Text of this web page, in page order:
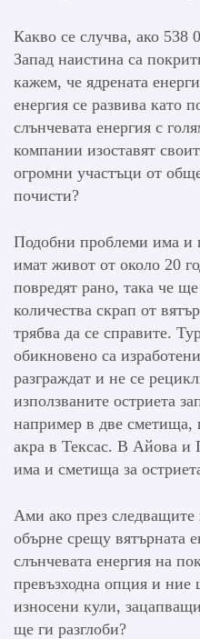
Какво се случва, ако
Запад наистина са
кажем, че ядрената
енергия се развива като
слънчевата енергия с
компании изоставят
огромни участъци от
почисти?
Подобни проблеми има и
имат живот от около 20
повредят рано, така че
количества скрап от
трябва да се справите.
обикновено са
разграждат и не се
използваните остриета
например в две сметища,
акра в Тексас. В Айова и
има и сметища за
Ами ако през следващите
обърне срещу вятърната
слънчевата енергия на
превъзходна опция и ние
износени кули,
ще ги разглоби?